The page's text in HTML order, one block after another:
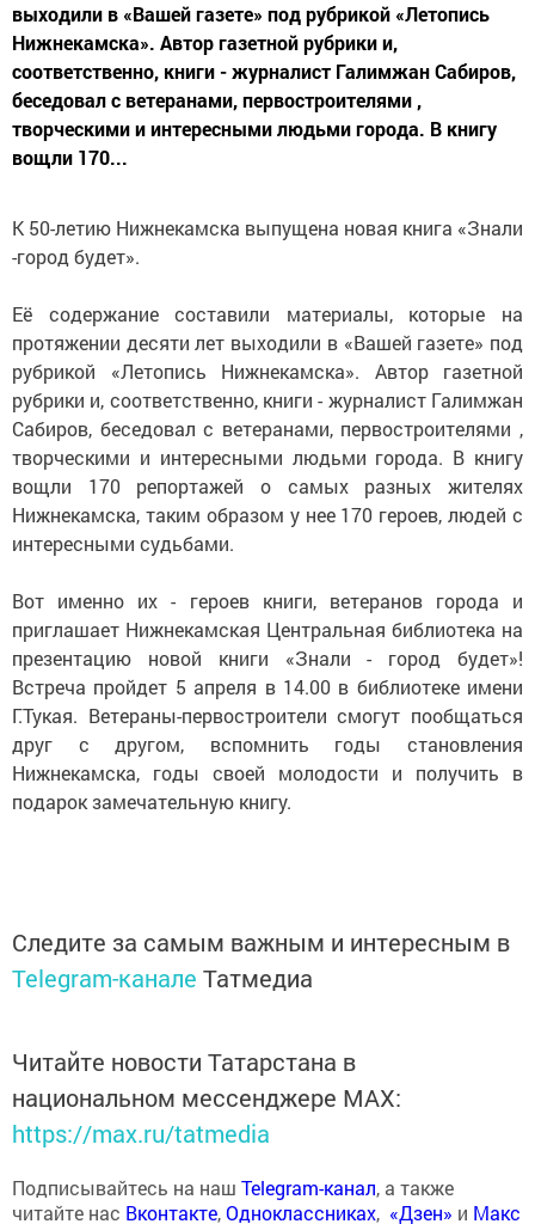
выходили в «Вашей газете» под рубрикой «Летопись
Нижнекамска». Автор газетной рубрики и,
соответственно, книги - журналист Галимжан Сабиров,
беседовал с ветеранами, первостроителями ,
творческими и интересными людьми города. В книгу
вощли 170...
К 50-летию Нижнекамска выпущена новая книга «Знали
-город будет».
Её содержание составили материалы, которые на
протяжении десяти лет выходили в «Вашей газете» под
рубрикой «Летопись Нижнекамска». Автор газетной
рубрики и, соответственно, книги - журналист Галимжан
Сабиров, беседовал с ветеранами, первостроителями ,
творческими и интересными людьми города. В книгу
вощли 170 репортажей о самых разных жителях
Нижнекамска, таким образом у нее 170 героев, людей с
интересными судьбами.
Вот именно их - героев книги, ветеранов города и
приглашает Нижнекамская Центральная библиотека на
презентацию новой книги «Знали - город будет»!
Встреча пройдет 5 апреля в 14.00 в библиотеке имени
Г.Тукая. Ветераны-первостроители смогут пообщаться
друг с другом, вспомнить годы становления
Нижнекамска, годы своей молодости и получить в
подарок замечательную книгу.
Следите за самым важным и интересным в
Telegram-канале Татмедиа
Читайте новости Татарстана в
национальном мессенджере MАХ:
https://max.ru/tatmedia
Подписывайтесь на наш Telegram-канал, а также
читайте нас Вконтакте,Одноклассниках, «Дзен» и Макс